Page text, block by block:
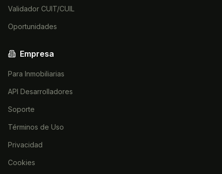
Validador CUIT/CUIL
Oportunidades
Empresa
Para Inmobiliarias
API Desarrolladores
Soporte
Términos de Uso
Privacidad
Cookies